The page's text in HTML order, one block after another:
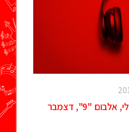
האחיות כרקוקלי, אלבום "9", דצמבר